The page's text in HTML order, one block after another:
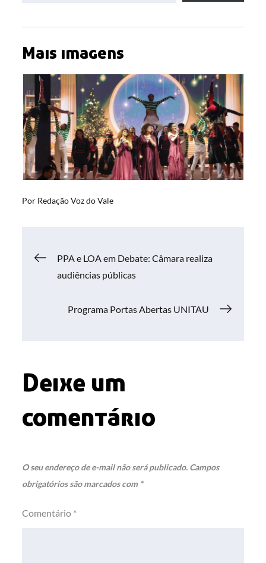
Mais imagens
Por Redação Voz do Vale
Navegação
PPA e LOA em Debate: Câmara realiza
audiências públicas
Programa Portas Abertas UNITAU
Deixe um
comentário
O seu endereço de e-mail não será publicado. Campos
obrigatórios são marcados com *
Comentário *